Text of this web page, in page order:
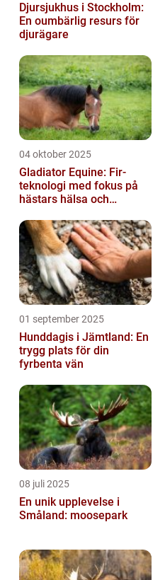
Djursjukhus i Stockholm:
En oumbärlig resurs för
djurägare
04 oktober 2025
Gladiator Equine: Fir-
teknologi med fokus på
hästars hälsa och
01 september 2025
Hunddagis i Jämtland: En
trygg plats för din
fyrbenta vän
08 juli 2025
En unik upplevelse i
Småland: moosepark